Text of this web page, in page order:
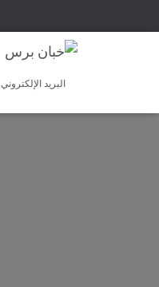
البريد الإلكتروني